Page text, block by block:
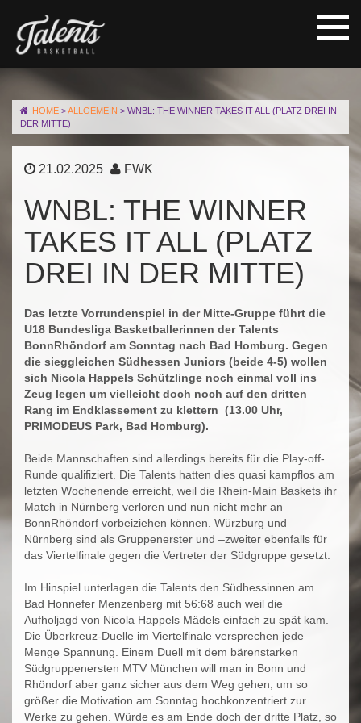
HOME >ALLGEMEIN > WNBL: THE WINNER TAKES IT ALL (PLATZ DREI IN
DER MITTE)
21.02.2025 FWK
WNBL: THE WINNER
TAKES IT ALL (PLATZ
DREI IN DER MITTE)
Das letzte Vorrundenspiel in der Mitte-Gruppe führt die
U18 Bundesliga Basketballerinnen der Talents
BonnRhöndorf am Sonntag nach Bad Homburg. Gegen
die sieggleichen Südhessen Juniors (beide 4-5) wollen
sich Nicola Happels Schützlinge noch einmal voll ins
Zeug legen um vielleicht doch noch auf den dritten
Rang im Endklassement zu klettern (13.00 Uhr,
PRIMODEUS Park, Bad Homburg).
Beide Mannschaften sind allerdings bereits für die Play-off-
Runde qualifiziert. Die Talents hatten dies quasi kampflos am
letzten Wochenende erreicht, weil die Rhein-Main Baskets ihr
Match in Nürnberg verloren und nun nicht mehr an
BonnRhöndorf vorbeiziehen können. Würzburg und
Nürnberg sind als Gruppenerster und –zweiter ebenfalls für
das Viertelfinale gegen die Vertreter der Südgruppe gesetzt.
Im Hinspiel unterlagen die Talents den Südhessinnen am
Bad Honnefer Menzenberg mit 56:68 auch weil die
Aufholjagd von Nicola Happels Mädels einfach zu spät kam.
Die Überkreuz-Duelle im Viertelfinale versprechen jede
Menge Spannung. Einem Duell mit dem bärenstarken
Südgruppenersten MTV München will man in Bonn und
Rhöndorf aber ganz sicher aus dem Weg gehen, um so
größer die Motivation am Sonntag hochkonzentriert zur
Werke zu gehen. Würde es am Ende doch der dritte Platz, so